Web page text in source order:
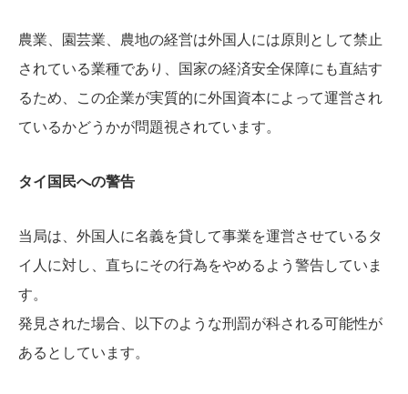
農業、園芸業、農地の経営は外国人には原則として禁止
されている業種であり、国家の経済安全保障にも直結す
るため、この企業が実質的に外国資本によって運営され
ているかどうかが問題視されています。
タイ国民への警告
当局は、外国人に名義を貸して事業を運営させているタ
イ人に対し、直ちにその行為をやめるよう警告していま
す。
発見された場合、以下のような刑罰が科される可能性が
あるとしています。